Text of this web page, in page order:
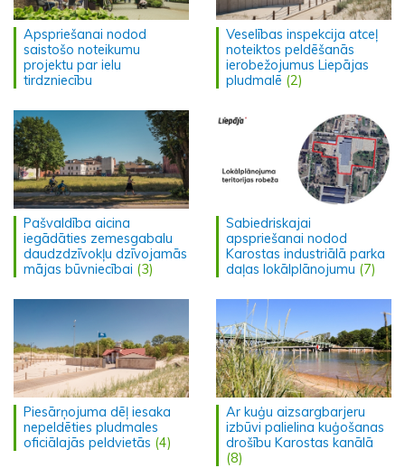
Apspriešanai nodod
saistošo noteikumu
projektu par ielu
tirdzniecību
Veselības inspekcija atceļ
noteiktos peldēšanās
ierobežojumus Liepājas
pludmalē (2)
Pašvaldība aicina
iegādāties zemesgabalu
daudzdzīvokļu dzīvojamās
mājas būvniecībai (3)
Sabiedriskajai
apspriešanai nodod
Karostas industriālā parka
daļas lokālplānojumu (7)
Piesārņojuma dēļ iesaka
nepeldēties pludmales
oficiālajās peldvietās (4)
Ar kuģu aizsargbarjeru
izbūvi palielina kuģošanas
drošību Karostas kanālā
(8)